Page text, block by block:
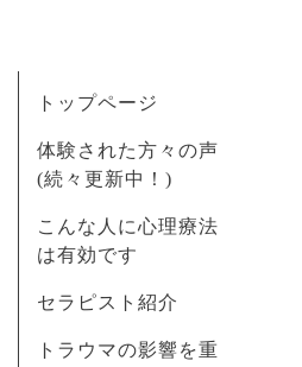
トップページ
体験された方々の声
(続々更新中！)
こんな人に心理療法
は有効です
セラピスト紹介
トラウマの影響を重